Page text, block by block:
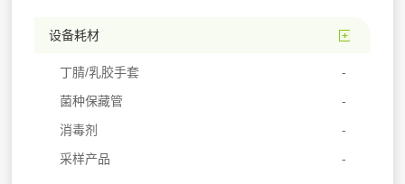
设备耗材
丁腈/乳胶手套
菌种保藏管
消毒剂
采样产品